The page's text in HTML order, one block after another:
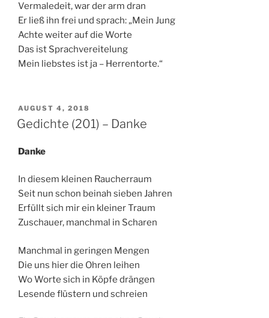
Vermaledeit, war der arm dran
Er ließ ihn frei und sprach: „Mein Jung
Achte weiter auf die Worte
Das ist Sprachvereitelung
Mein liebstes ist ja – Herrentorte.“
VERÖFFENTLICHT
AM
AUGUST 4, 2018
Gedichte (201) – Danke
Danke
In diesem kleinen Raucherraum
Seit nun schon beinah sieben Jahren
Erfüllt sich mir ein kleiner Traum
Zuschauer, manchmal in Scharen
Manchmal in geringen Mengen
Die uns hier die Ohren leihen
Wo Worte sich in Köpfe drängen
Lesende flüstern und schreien